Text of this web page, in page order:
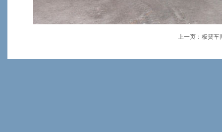
上一页： 板簧车